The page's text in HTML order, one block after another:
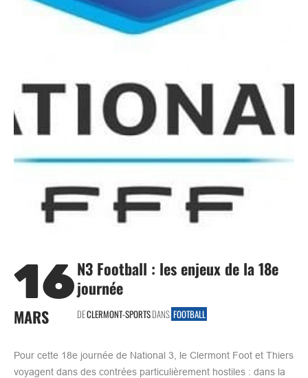
16
MARS
N3 Football : les enjeux de la 18e
journée
DECLERMONT-SPORTSDANS FOOTBALL
Pour cette 18e journée de National 3, le Clermont Foot et Thiers
voyagent dans des contrées particulièrement hostiles : dans la